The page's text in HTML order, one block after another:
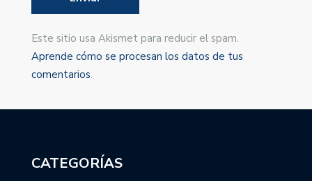
Este sitio usa Akismet para reducir el spam.
Aprende cómo se procesan los datos de tus
comentarios.
CATEGORÍAS